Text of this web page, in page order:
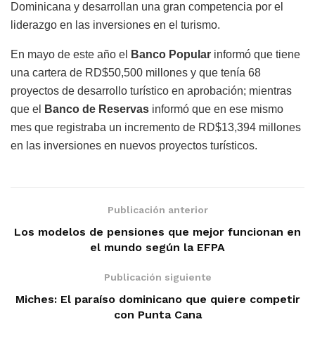
Dominicana y desarrollan una gran competencia por el
liderazgo en las inversiones en el turismo.
En mayo de este año el Banco Popular informó que tiene
una cartera de RD$50,500 millones y que tenía 68
proyectos de desarrollo turístico en aprobación; mientras
que el
Banco de Reservas informó que en ese mismo
mes que registraba un incremento de RD$13,394 millones
en las inversiones en nuevos proyectos turísticos.
Publicación anterior
Los modelos de pensiones que mejor funcionan en
el mundo según la EFPA
Publicación siguiente
Miches: El paraíso dominicano que quiere competir
con Punta Cana